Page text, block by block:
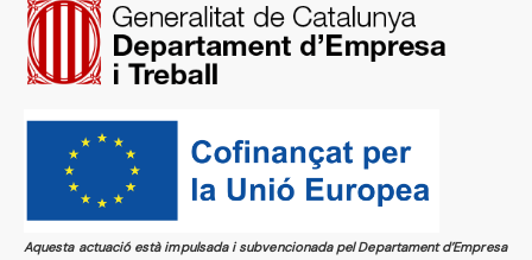
Aquesta actuació està impulsada i subvencionada pel Departament d’Empresa